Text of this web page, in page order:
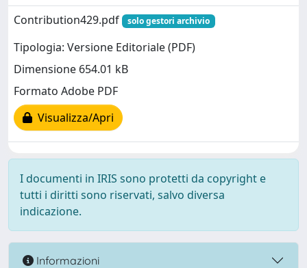
Contribution429.pdf
solo gestori archivio
Tipologia: Versione Editoriale (PDF)
Dimensione 654.01 kB
Formato Adobe PDF
Visualizza/Apri
I documenti in IRIS sono protetti da copyright e
tutti i diritti sono riservati, salvo diversa
indicazione.
Informazioni